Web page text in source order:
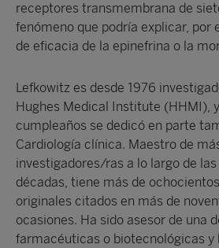
receptores transmembrana de
fenómeno que podría explicar, por
de eficacia de la epinefrina o la
Lefkowitz es desde 1976
Hughes Medical Institute (HHMI),
cumpleaños se dedicó en parte
Cardiología clínica. Maestro de
investigadores/ras a lo largo de
décadas, tiene más de
originales citados en más de
ocasiones. Ha sido asesor de una
farmacéuticas o biotecnológicas y